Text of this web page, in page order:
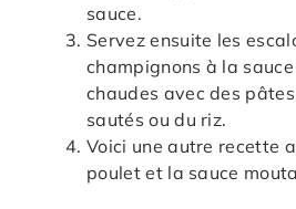
sauce.
Servez ensuite les
champignons à la
chaudes avec des
sautés ou du riz.
Voici une autre recette
poulet et la sauce